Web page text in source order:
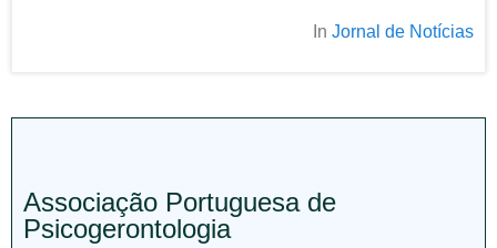
In Jornal de Notícias
Associação Portuguesa de
Psicogerontologia